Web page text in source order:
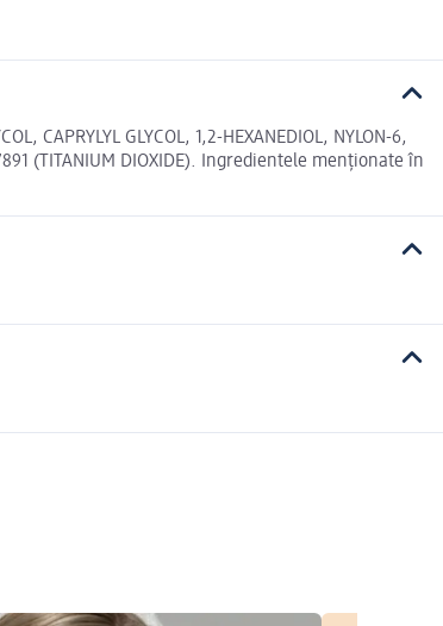
CAPRYLYL GLYCOL, 1,2-HEXANEDIOL, NYLON-6,
(TITANIUM DIOXIDE). Ingredientele menționate în